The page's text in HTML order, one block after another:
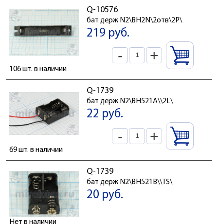
Q-10576
бат держ N2\BH2N\2отв\2P\
219 руб.
- +
106 шт. в наличии
Q-1739
бат держ N2\BH521A\\2L\
22 руб.
- +
69 шт. в наличии
Q-1739
бат держ N2\BH521B\\TS\
20 руб.
Нет в наличии